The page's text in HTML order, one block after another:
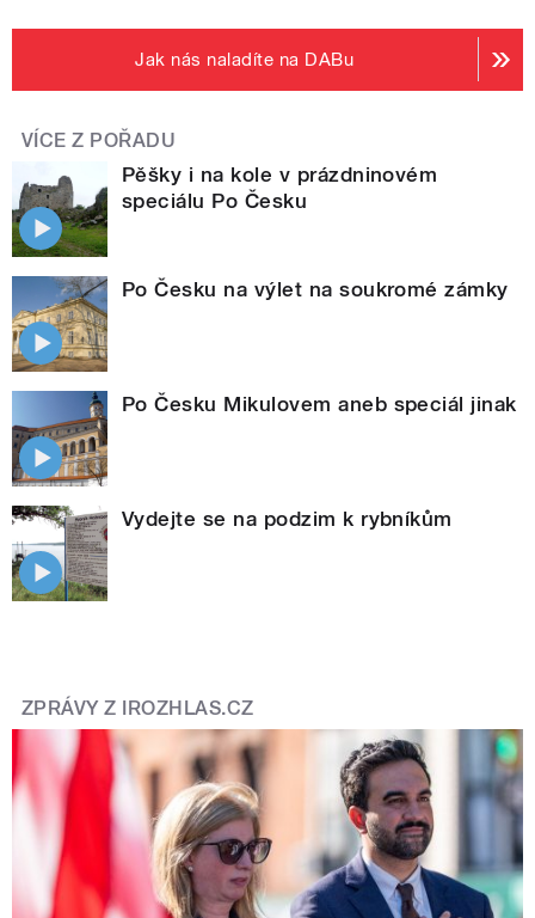
Jak nás naladíte na DABu
VÍCE Z POŘADU
Pěšky i na kole v prázdninovém
speciálu Po Česku
Po Česku na výlet na soukromé zámky
Po Česku Mikulovem aneb speciál jinak
Vydejte se na podzim k rybníkům
ZPRÁVY Z IROZHLAS.CZ